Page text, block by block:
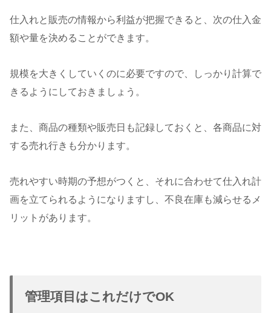
仕入れと販売の情報から利益が把握できると、次の仕入金
額や量を決めることができます。
規模を大きくしていくのに必要ですので、しっかり計算で
きるようにしておきましょう。
また、商品の種類や販売日も記録しておくと、各商品に対
する売れ行きも分かります。
売れやすい時期の予想がつくと、それに合わせて仕入れ計
画を立てられるようになりますし、不良在庫も減らせるメ
リットがあります。
管理項目はこれだけでOK